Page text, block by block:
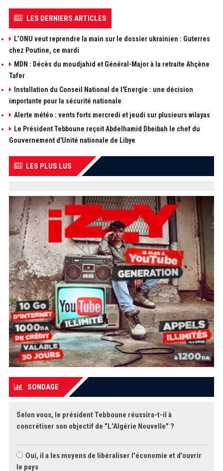
LES DERNIERS ARTICLES
L’ONU veut reprendre la main sur le dossier ukrainien : Guterres
chez Poutine, ce mardi
MDN : Décès du moudjahid et Général-Major à la retraite Ahçène
Tafer
Installation du Conseil National de l'Energie : une décision
importante pour la sécurité nationale
Alerte météo : vents forts mercredi et jeudi sur plusieurs wilayas
Le Président Tebboune reçoit Abdelhamid Dbeibah le chef du
Gouvernement d'Unité nationale de Libye
LES PLUS LUS
SONDAGE
Selon vous, le président Tebboune réussira-t-il à
concrétiser son objectif de "L'Algérie Nouvelle" ?
Oui, il a les moyens de libéraliser l'économie et d'ouvrir
le pays